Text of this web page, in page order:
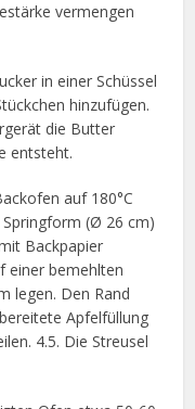
vermengen
in einer Schüssel
hinzufügen.
die Butter
entsteht.
auf 180°C
(Ø 26 cm)
Backpapier
einer bemehlten
legen. Den Rand
Apfelfüllung
4.5. Die Streusel